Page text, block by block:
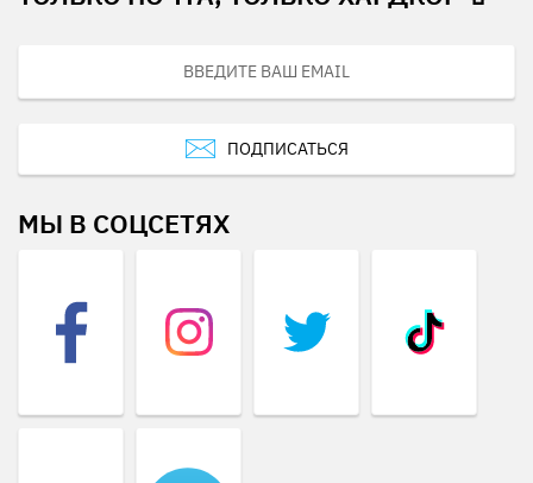
ПОДПИСАТЬСЯ
МЫ В СОЦСЕТЯХ